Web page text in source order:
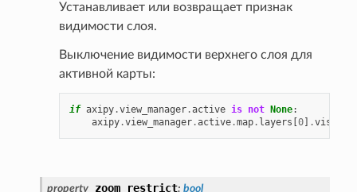
Устанавливает или возвращает признак
видимости слоя.
Выключение видимости верхнего слоя для
активной карты:
if axipy.view_manager.active is not None:
axipy.view_manager.active.map. layers 0] .visible
property zoom_restrict: bool